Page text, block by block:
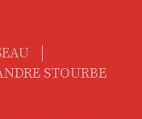
STOURBE